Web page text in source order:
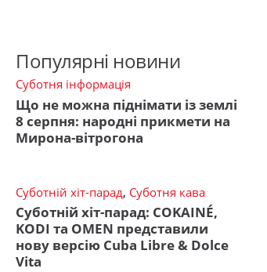
Популярні новини
Суботня інформація
Що не можна піднімати із землі
8 серпня: народні прикмети на
Мирона-вітрогона
Суботній хіт-парад, Суботня кава
Суботній хіт-парад: COKAINÉ,
KODI та OMEN представили
нову версію Cuba Libre & Dolce
Vita